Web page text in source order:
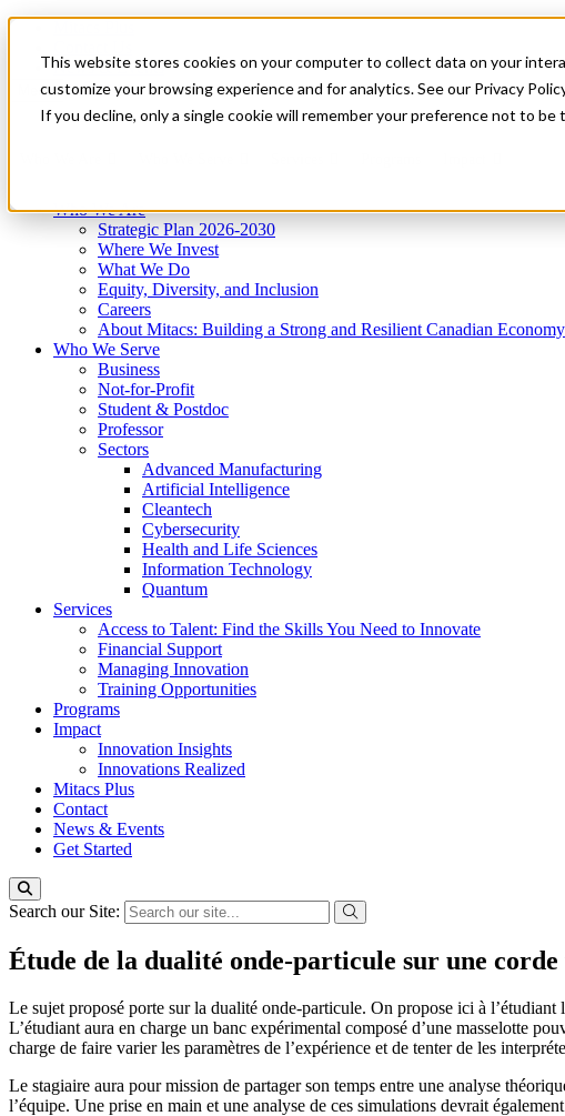
This website stores cookies on your computer to collect data on your
customize your browsing experience and for analytics. See our Privacy
If you decline, only a single cookie will remember your preference not to be
News & Events
Get Started
Menu
Who We Are
Strategic Plan 2026-2030
Where We Invest
What We Do
Equity, Diversity, and Inclusion
Careers
About Mitacs: Building a Strong and Resilient Canadian Economy
Who We Serve
Business
Not-for-Profit
Student & Postdoc
Professor
Sectors
Advanced Manufacturing
Artificial Intelligence
Cleantech
Cybersecurity
Health and Life Sciences
Information Technology
Quantum
Services
Access to Talent: Find the Skills You Need to Innovate
Financial Support
Managing Innovation
Training Opportunities
Programs
Impact
Innovation Insights
Innovations Realized
Mitacs Plus
Contact
News & Events
Get Started
Search our Site:
Étude de la dualité onde-particule sur une
Le sujet proposé porte sur la dualité onde-particule. On propose ici à
L’étudiant aura en charge un banc expérimental composé d’une masselotte
charge de faire varier les paramètres de l’expérience et de tenter de les
Le stagiaire aura pour mission de partager son temps entre une analyse
l’équipe. Une prise en main et une analyse de ces simulations devrait